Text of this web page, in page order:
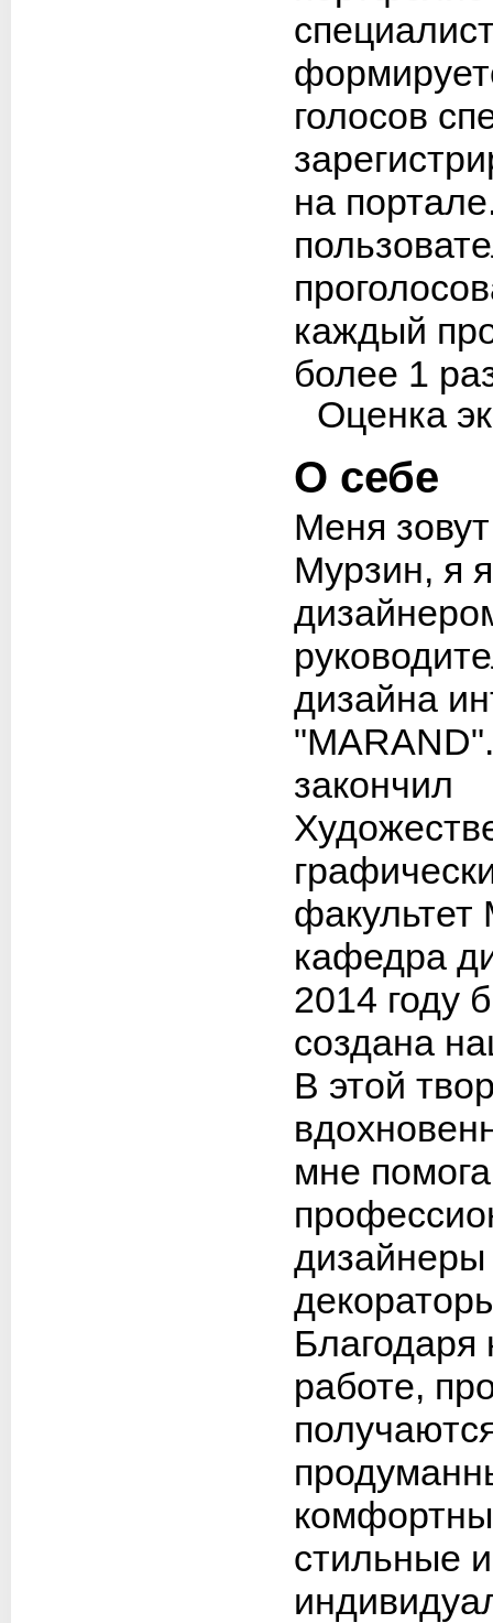
Оценка
О себе
Меня
Мурзин, я
дизайна
закончил
факультет
кафедра
2014 году
создана
В этой
мне
дизайнеры
Благодаря
работе,
стильные и